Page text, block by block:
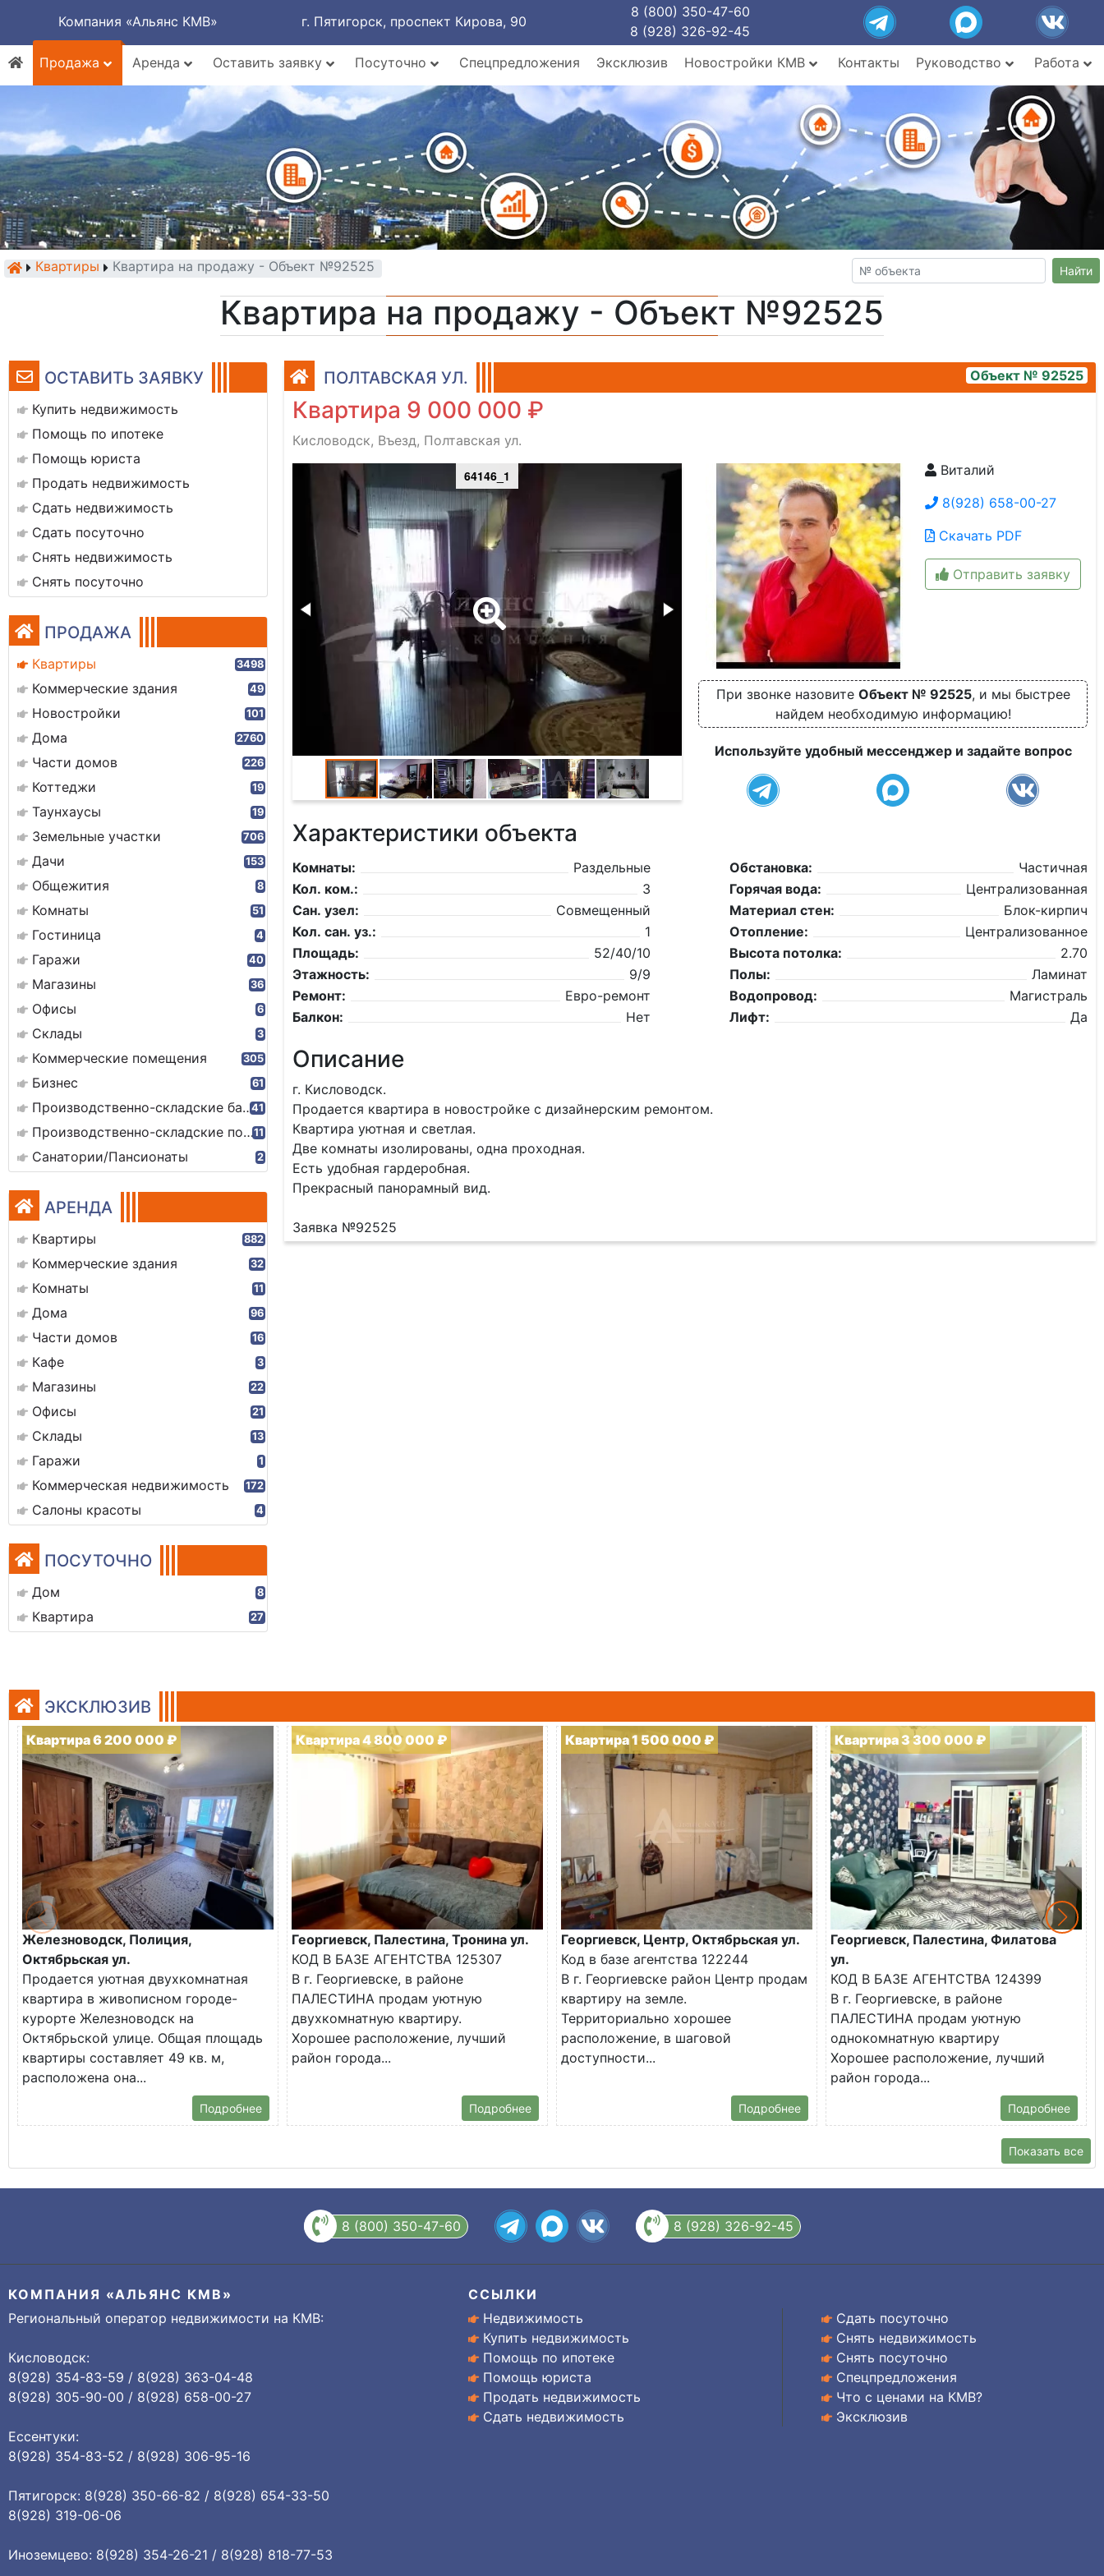
Компания «Альянс КМВ» г. Пятигорск, проспект Кирова, 90
8 (800) 350-47-60
8 (928) 326-92-45
Продажа
Аренда Оставить заявку Посуточно Спецпредложения Эксклюзив Новостройки КМВ Контакты Руководство Работа
Квартиры Квартира на продажу - Объект №92525 Найти
Квартира на продажу - Объект №92525
ОСТАВИТЬ ЗАЯВКУ
Купить недвижимость
Помощь по ипотеке
Помощь юриста
Продать недвижимость
Сдать недвижимость
Сдать посуточно
Снять недвижимость
Снять посуточно
ПРОДАЖА
Квартиры 3498
Коммерческие здания 49
Новостройки 101
Дома 2760
Части домов 226
Коттеджи 19
Таунхаусы 19
Земельные участки 706
Дачи 153
Общежития 8
Комнаты 51
Гостиница 4
Гаражи 40
Магазины 36
Офисы 6
Склады 3
Коммерческие помещения 305
Бизнес 61
Производственно-складские базы41
Производственно-складские помещения11
Санатории/Пансионаты 2
АРЕНДА
Квартиры 882
Коммерческие здания 32
Комнаты 11
Дома 96
Части домов 16
Кафе 3
Магазины 22
Офисы 21
Склады 13
Гаражи 1
Коммерческая недвижимость 172
Салоны красоты 4
ПОСУТОЧНО
Дом 8
Квартира 27
ПОЛТАВСКАЯ УЛ. Объект № 92525
Квартира 9 000 000 ₽
Кисловодск, Въезд, Полтавская ул.
64146_1 64146_2
Виталий
8(928) 658-00-27
Скачать PDF
Отправить заявку
При звонке назовите Объект № 92525, и мы быстрее
найдем необходимую информацию!
Используйте удобный мессенджер и задайте вопрос
Характеристики объекта
Комнаты:
Раздельные
Кол. ком.:
3
Сан. узел:
Совмещенный
Кол. сан. уз.:
1
Площадь:
52/40/10
Этажность:
9/9
Ремонт:
Евро-ремонт
Балкон:
Нет
Обстановка:
Частичная
Горячая вода:
Централизованная
Материал стен:
Блок-кирпич
Отопление:
Централизованное
Высота потолка:
2.70
Полы:
Ламинат
Водопровод:
Магистраль
Лифт:
Да
Описание
г. Кисловодск.
Продается квартира в новостройке с дизайнерским ремонтом.
Квартира уютная и светлая.
Две комнаты изолированы, одна проходная.
Есть удобная гардеробная.
Прекрасный панорамный вид.
Заявка №92525
ЭКСКЛЮЗИВ
Квартира 6 200 000 ₽
Железноводск, Полиция,
Октябрьская ул.
Продается уютная двухкомнатная
квартира в живописном городе-
курорте Железноводск на
Октябрьской улице. Общая площадь
квартиры составляет 49 кв. м,
расположена она...
Подробнее
Квартира 4 800 000 ₽
Георгиевск, Палестина, Тронина ул.
КОД В БАЗЕ АГЕНТСТВА 125307
В г. Георгиевске, в районе
ПАЛЕСТИНА продам уютную
двухкомнатную квартиру.
Хорошее расположение, лучший
район города...
Подробнее
Квартира 1 500 000 ₽
Георгиевск, Центр, Октябрьская ул.
Код в базе агентства 122244
В г. Георгиевске район Центр продам
квартиру на земле.
Территориально хорошее
расположение, в шаговой
доступности...
Подробнее
Квартира 3 300 000 ₽
Георгиевск, Палестина, Филатова
ул.
КОД В БАЗЕ АГЕНТСТВА 124399
В г. Георгиевске, в районе
ПАЛЕСТИНА продам уютную
однокомнатную квартиру
Хорошее расположение, лучший
район города...
Подробнее
Показать все
8 (800) 350-47-60 8 (928) 326-92-45
КОМПАНИЯ «АЛЬЯНС КМВ»
Региональный оператор недвижимости на КМВ:
Кисловодск:
8(928) 354-83-59 / 8(928) 363-04-48
8(928) 305-90-00 / 8(928) 658-00-27
Ессентуки:
8(928) 354-83-52 / 8(928) 306-95-16
Пятигорск: 8(928) 350-66-82 / 8(928) 654-33-50
8(928) 319-06-06
Иноземцево: 8(928) 354-26-21 / 8(928) 818-77-53
ССЫЛКИ
Недвижимость
Купить недвижимость
Помощь по ипотеке
Помощь юриста
Продать недвижимость
Сдать недвижимость
Сдать посуточно
Снять недвижимость
Снять посуточно
Спецпредложения
Что с ценами на КМВ?
Эксклюзив